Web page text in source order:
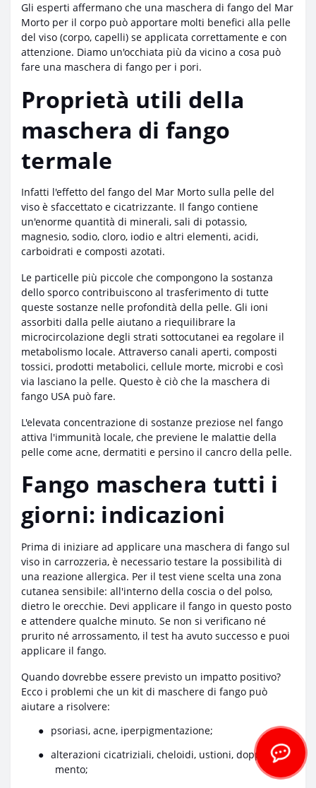
Gli esperti affermano che una maschera di fango del Mar
Morto per il corpo può apportare molti benefici alla pelle
del viso (corpo, capelli) se applicata correttamente e con
attenzione. Diamo un'occhiata più da vicino a cosa può
fare una maschera di fango per i pori.
Proprietà utili della
maschera di fango
termale
Infatti l'effetto del fango del Mar Morto sulla pelle del
viso è sfaccettato e cicatrizzante. Il fango contiene
un'enorme quantità di minerali, sali di potassio,
magnesio, sodio, cloro, iodio e altri elementi, acidi,
carboidrati e composti azotati.
Le particelle più piccole che compongono la sostanza
dello sporco contribuiscono al trasferimento di tutte
queste sostanze nelle profondità della pelle. Gli ioni
assorbiti dalla pelle aiutano a riequilibrare la
microcircolazione degli strati sottocutanei ea regolare il
metabolismo locale. Attraverso canali aperti, composti
tossici, prodotti metabolici, cellule morte, microbi e così
via lasciano la pelle. Questo è ciò che la maschera di
fango USA può fare.
L'elevata concentrazione di sostanze preziose nel fango
attiva l'immunità locale, che previene le malattie della
pelle come acne, dermatiti e persino il cancro della pelle.
Fango maschera tutti i
giorni: indicazioni
Prima di iniziare ad applicare una maschera di fango sul
viso in carrozzeria, è necessario testare la possibilità di
una reazione allergica. Per il test viene scelta una zona
cutanea sensibile: all'interno della coscia o del polso,
dietro le orecchie. Devi applicare il fango in questo posto
e attendere qualche minuto. Se non si verificano né
prurito né arrossamento, il test ha avuto successo e puoi
applicare il fango.
Quando dovrebbe essere previsto un impatto positivo?
Ecco i problemi che un kit di maschere di fango può
aiutare a risolvere:
● psoriasi, acne, iperpigmentazione;
● alterazioni cicatriziali, cheloidi, ustioni, doppio
mento;